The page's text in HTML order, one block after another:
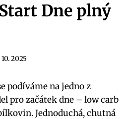
Dne plný
10. 2025
podíváme na jedno z
pro začátek dne – low carb
Jednoduchá, chutná